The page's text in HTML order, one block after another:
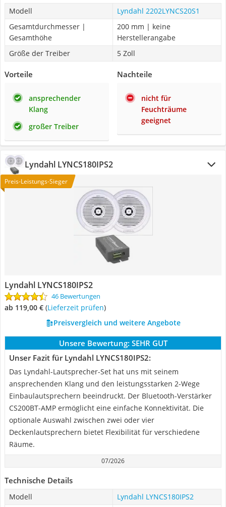
Modell
Lyndahl 2202LYNCS20S1
Gesamtdurchmesser |
Gesamthöhe
200 mm | keine
Herstellerangabe
Größe der Treiber
5 Zoll
Vorteile
ansprechender
Klang
großer Treiber
Nachteile
nicht für
Feuchträume
geeignet
Lyndahl LYNCS180IPS2
Preis-Leistungs-Sieger
Lyndahl LYNCS180IPS2
46 Bewertungen
ab 119,00 € (Lieferzeit prüfen)
Preisvergleich und weitere Angebote
Unsere Bewertung: SEHR GUT
Unser Fazit für Lyndahl LYNCS180IPS2:
Das Lyndahl-Lautsprecher-Set hat uns mit seinem
ansprechenden Klang und den leistungsstarken 2-Wege
Einbaulautsprechern beeindruckt. Der Bluetooth-Verstärker
CS200BT-AMP ermöglicht eine einfache Konnektivität. Die
optionale Auswahl zwischen zwei oder vier
Deckenlautsprechern bietet Flexibilität für verschiedene
Räume.
07/2026
Technische Details
Modell
Lyndahl LYNCS180IPS2